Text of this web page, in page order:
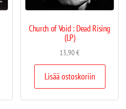
Church of Void : Dead Rising
(LP)
13,90€
Lisää ostoskoriin